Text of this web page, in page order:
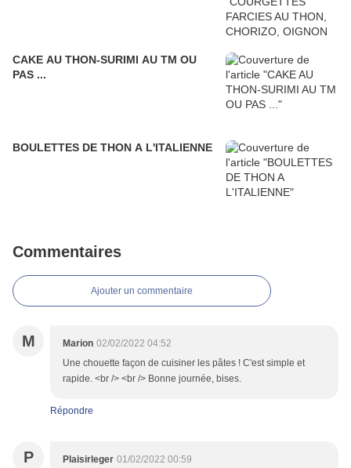
CAKE AU THON-SURIMI AU TM OU
PAS ...
BOULETTES DE THON A L'ITALIENNE
Commentaires
Ajouter un commentaire
M Marion 02/02/2022 04:52
Une chouette façon de cuisiner les pâtes ! C'est simple et
rapide. <br /> <br /> Bonne journée, bises.
Répondre
P Plaisirleger 01/02/2022 00:59